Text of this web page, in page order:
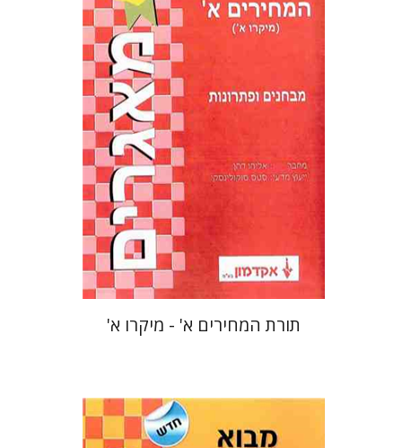
תורת המחירים א' - מיקרו א'